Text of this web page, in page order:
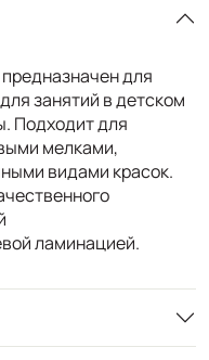
для
занятий в детском
Подходит для
мелками,
видами красок.
ламинацией.